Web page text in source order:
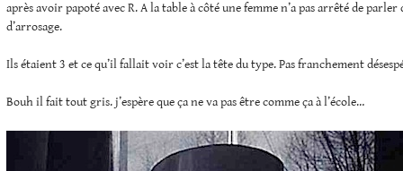
après avoir papoté avec R. A la table à côté une femme n’a pas arrêté de parler
d’arrosage.
Ils étaient 3 et ce qu’il fallait voir c’est la tête du type. Pas franchement
Bouh il fait tout gris. j’espère que ça ne va pas être comme ça à l’école…